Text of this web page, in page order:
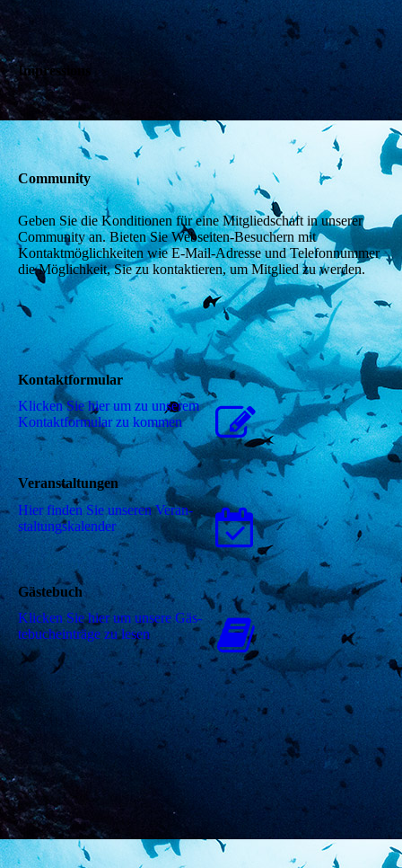
Impressions
Community
Geben Sie die Konditionen für eine Mitgliedschaft in unserer
Community an. Bieten Sie Webseiten-Besuchern mit
Kontaktmöglichkeiten wie E-Mail-Adresse und Telefonnummer
die Möglichkeit, Sie zu kontaktieren, um Mitglied zu werden.
Kontaktformular
Klicken Sie hier um zu unserem
Kon­takt­for­mu­lar zu kommen
Veranstaltungen
Hier finden Sie unseren Ver­an­
stal­tungs­ka­len­der
Gästebuch
Klicken Sie hier um unsere Gäs­
te­buch­ein­trä­ge zu lesen